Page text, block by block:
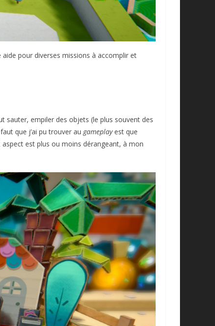
pour diverses missions à accomplir et
sauter, empiler des objets (le plus souvent des
que j’ai pu trouver au gameplayest que
est plus ou moins dérangeant, à mon